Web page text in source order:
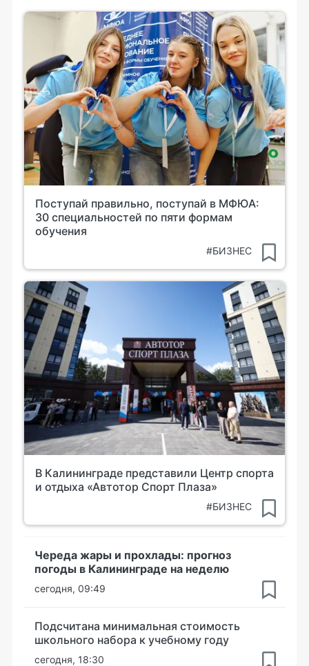
Поступай правильно, поступай в МФЮА:
30 специальностей по пяти формам
обучения
#БИЗНЕС
В Калининграде представили Центр спорта
и отдыха «Автотор Спорт Плаза»
#БИЗНЕС
Череда жары и прохлады: прогноз
погоды в Калининграде на неделю
сегодня, 09:49
Подсчитана минимальная стоимость
школьного набора к учебному году
сегодня, 18:30